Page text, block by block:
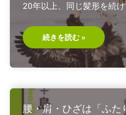
20年以上、同じ髪形を続
髪
を
切
る
続きを読む »
腰・肩・ひざは「ふ